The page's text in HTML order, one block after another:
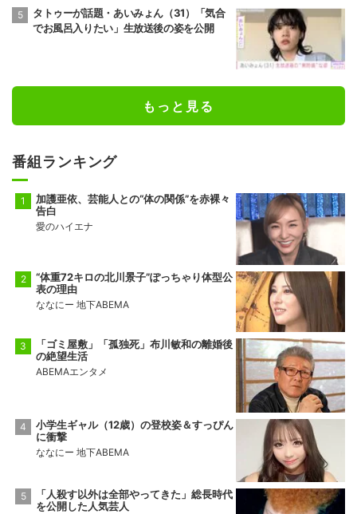
タトゥーが話題・あいみょん（31）「気合
でお風呂入りたい」生放送後の姿を公開
もっと見る
番組ランキング
加護亜依、芸能人との“体の関係”を赤裸々
告白
愛のハイエナ
“体重72キロの北川景子”ぽっちゃり体型公
表の理由
ななにー 地下ABEMA
「ゴミ屋敷」「孤独死」布川敏和の離婚後
の絶望生活
ABEMAエンタメ
小学生ギャル（12歳）の登校姿＆すっぴん
に衝撃
ななにー 地下ABEMA
「人殺す以外は全部やってきた」総長時代
を公開した人気芸人